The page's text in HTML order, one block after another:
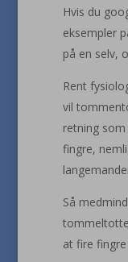
Hvis du
eksempler
på en selv,
Rent
vil
retning
fingre,
Så
at fire